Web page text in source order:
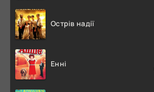
Острів надії
Енні